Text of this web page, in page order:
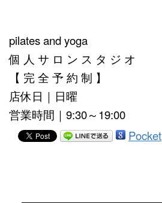
pilates and yoga
個 人 サ ロ ン ス タ ジ オ
【 完 全 予 約 制 】
店休日｜日曜
営業時間｜9:30～19:00
Pocket